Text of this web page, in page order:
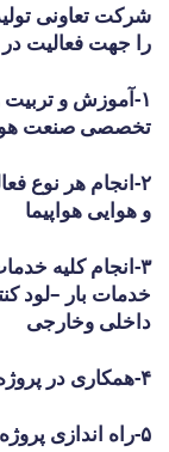
شرکت تعاونی
را جهت فعالیت در
۱-آموزش و تربیت
تخصصی صنعت
۲-انجام هر نوع
و هوایی هواپیما
۳-انجام کلیه خدمات زمینی
خدمات بار –لود
داخلی وخارجی
۴-همکاری در پروژه های حمل و نقل و خدمه پروازی
۵-راه اندازی پروژه موتور پول